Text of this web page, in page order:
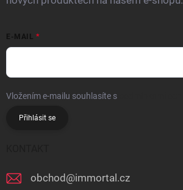
E-MAIL
Vložením e-mailu souhlasíte s
Přihlásit se
obchod @immortal.cz